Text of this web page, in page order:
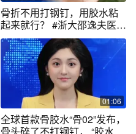
骨折不用打钢钉，用胶水粘
起来就行？ #浙大邵逸夫医院
研发首款“骨胶水” #医学 #小
月说 #抖音热评
01:06
全球首款骨胶水“骨02”发布，